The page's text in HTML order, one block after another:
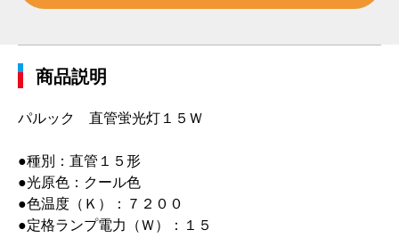
商品説明
パルック 直管蛍光灯１５Ｗ
●種別：直管１５形
●光原色：クール色
●色温度（Ｋ）：７２００
●定格ランプ電力（Ｗ）：１５